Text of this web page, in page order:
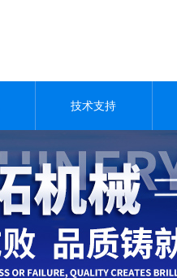
技术支持